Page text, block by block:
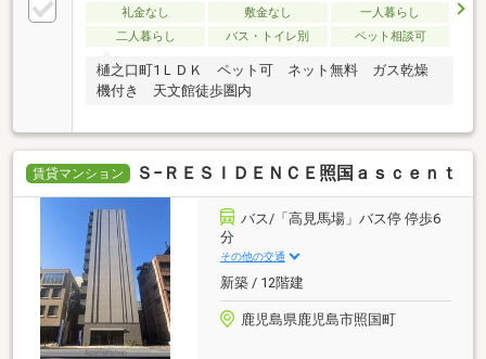
礼金なし 敷金なし
一人暮らし
二人暮らし
バス・トイレ別 ペット相談可
樋之口町1ＬＤＫ ペット可 ネット無料 ガス乾燥
機付き 天文館徒歩圏内
賃貸マンション Ｓ−ＲＥＳＩＤＥＮＣＥ照国ａｓｃｅｎｔ
バス/「高見馬場」バス停 停歩6
分
その他の交通
新築 / 12階建
鹿児島県鹿児島市照国町